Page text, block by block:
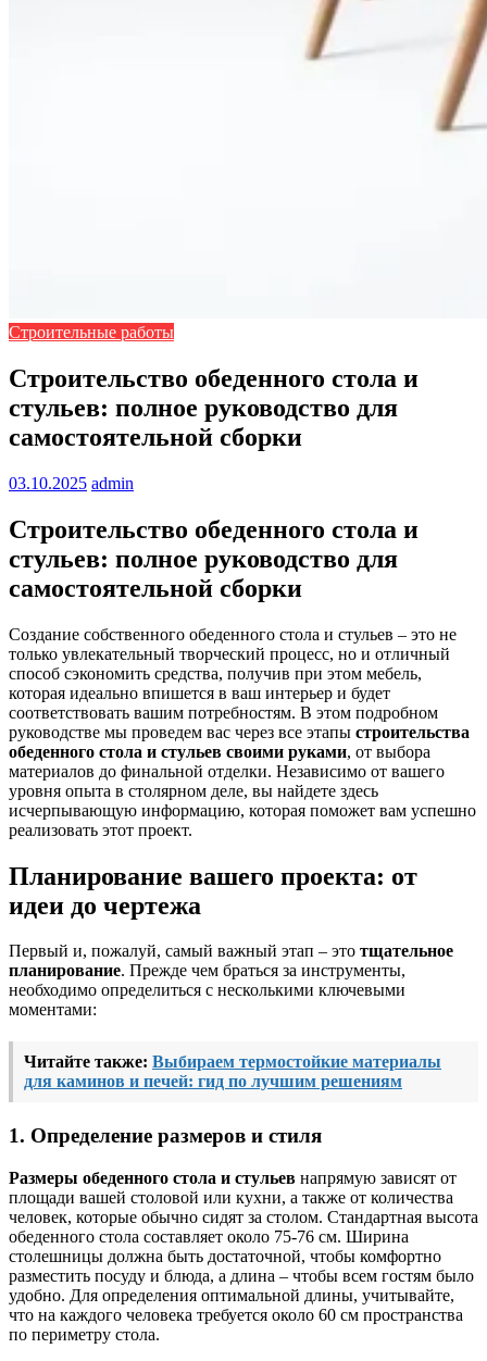
Строительные работы
Строительство обеденного стола и
стульев: полное руководство для
самостоятельной сборки
03.10.2025 admin
Строительство обеденного стола и
стульев: полное руководство для
самостоятельной сборки
Создание собственного обеденного стола и стульев – это не
только увлекательный творческий процесс, но и отличный
способ сэкономить средства, получив при этом мебель,
которая идеально впишется в ваш интерьер и будет
соответствовать вашим потребностям. В этом подробном
руководстве мы проведем вас через все этапы строительства
обеденного стола и стульев своими руками, от выбора
материалов до финальной отделки. Независимо от вашего
уровня опыта в столярном деле, вы найдете здесь
исчерпывающую информацию, которая поможет вам успешно
реализовать этот проект.
Планирование вашего проекта: от
идеи до чертежа
Первый и, пожалуй, самый важный этап – это тщательное
планирование. Прежде чем браться за инструменты,
необходимо определиться с несколькими ключевыми
моментами:
Читайте также: Выбираем термостойкие материалы
для каминов и печей: гид по лучшим решениям
1. Определение размеров и стиля
Размеры обеденного стола и стульев напрямую зависят от
площади вашей столовой или кухни, а также от количества
человек, которые обычно сидят за столом. Стандартная высота
обеденного стола составляет около 75-76 см. Ширина
столешницы должна быть достаточной, чтобы комфортно
разместить посуду и блюда, а длина – чтобы всем гостям было
удобно. Для определения оптимальной длины, учитывайте,
что на каждого человека требуется около 60 см пространства
по периметру стола.